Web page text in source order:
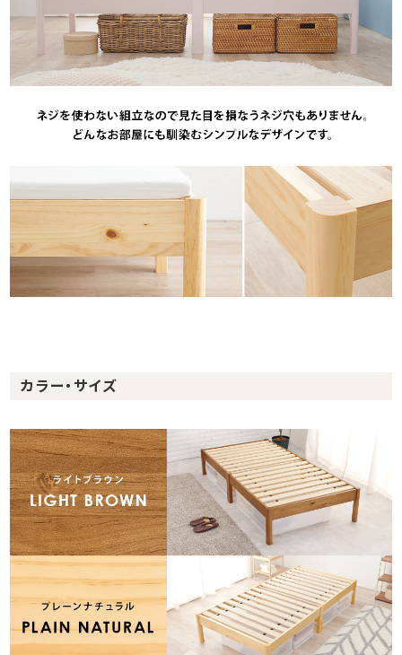
カラー・サイズ